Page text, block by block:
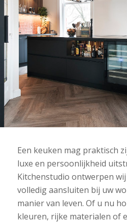
Een keuken mag praktisch
luxe en persoonlijkheid
Kitchenstudio ontwerpen wij
volledig aansluiten bij uw
manier van leven. Of u nu
kleuren, rijke materialen of